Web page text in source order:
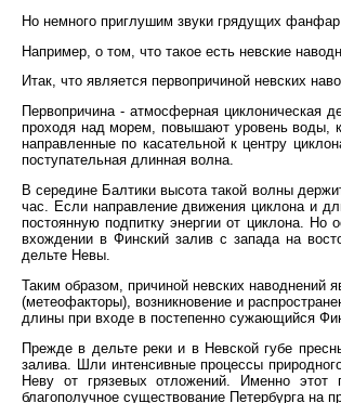
Но немного приглушим звуки грядущих
Например, о том, что такое есть невские
Итак, что является первопричиной невских
Первопричина - атмосферная циклоническая
проходя над морем, повышают уровень воды,
направленные по касательной к центру
поступательная длинная волна.
В середине Балтики высота такой волны
час. Если направление движения циклона и
постоянную подпитку энергии от циклона. Но
вхождении в Финский залив с запада на
дельте Невы.
Таким образом, причиной невских наводнений
(метеофакторы), возникновение и
длины при входе в постепенно сужающийся
Прежде в дельте реки и в Невской губе
залива. Шли интенсивные процессы
Неву от грязевых отложений. Именно этот
благополучное существование Петербурга на